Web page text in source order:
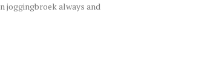
joggingbroek always and